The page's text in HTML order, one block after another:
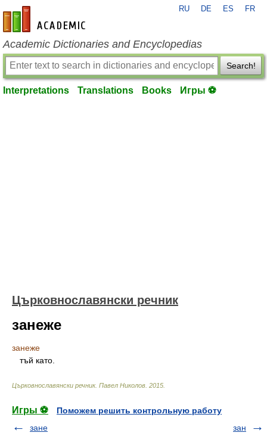
en-academic.com
RU DE ES FR
Academic Dictionaries and Encyclopedias
Search!
Interpretations Translations Books Игры ⚽
Църковнославянски речник
занеже
занеже
тъй като.
Църковнославянски речник. Павел Николов 2015
Игры ⚽
Поможем решить контрольную работу
зане
зан